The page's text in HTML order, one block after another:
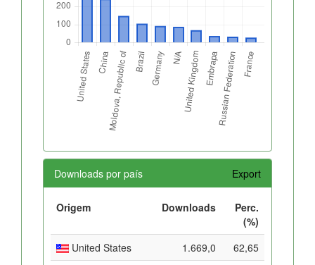
Downloads por país Export
Origem Downloads
Perc.
(%)
United States
1.669,0
62,65